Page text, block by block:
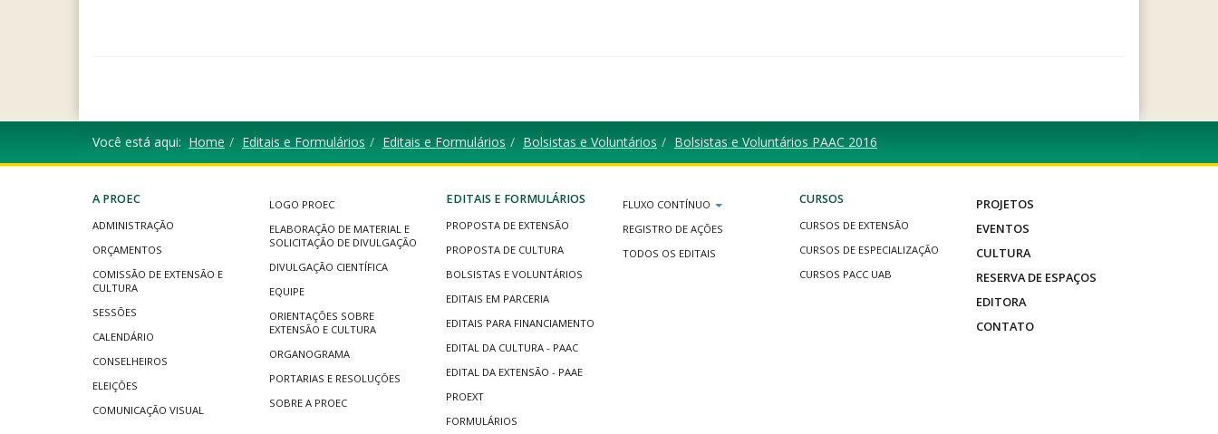
Você está aqui: Home Editais e Formulários Editais e Formulários Bolsistas e Voluntários Bolsistas e Voluntários PAAC 2016
A PROEC
ADMINISTRAÇÃO
ORÇAMENTOS
COMISSÃO DE EXTENSÃO E
CULTURA
SESSÕES
CALENDÁRIO
CONSELHEIROS
ELEIÇÕES
COMUNICAÇÃO VISUAL
LOGO PROEC
ELABORAÇÃO DE MATERIAL E
SOLICITAÇÃO DE DIVULGAÇÃO
DIVULGAÇÃO CIENTÍFICA
EQUIPE
ORIENTAÇÕES SOBRE
EXTENSÃO E CULTURA
ORGANOGRAMA
PORTARIAS E RESOLUÇÕES
SOBRE A PROEC
EDITAIS E FORMULÁRIOS
PROPOSTA DE EXTENSÃO
PROPOSTA DE CULTURA
BOLSISTAS E VOLUNTÁRIOS
EDITAIS EM PARCERIA
EDITAIS PARA FINANCIAMENTO
EDITAL DA CULTURA - PAAC
EDITAL DA EXTENSÃO - PAAE
PROEXT
FORMULÁRIOS
FLUXO CONTÍNUO
REGISTRO DE AÇÕES
TODOS OS EDITAIS
CURSOS
CURSOS DE EXTENSÃO
CURSOS DE ESPECIALIZAÇÃO
CURSOS PACC UAB
PROJETOS
EVENTOS
CULTURA
RESERVA DE ESPAÇOS
EDITORA
CONTATO